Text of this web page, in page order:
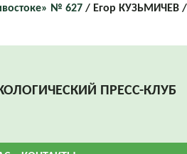
№ 627 / Егор КУЗЬМИЧЕВ /
ПРЕСС-КЛУБ